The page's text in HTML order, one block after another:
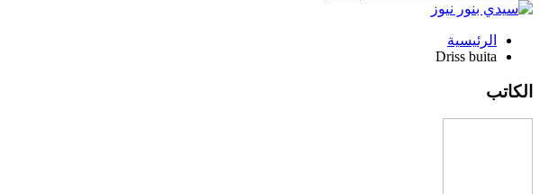
الرئيسية
Driss buita
الكاتب